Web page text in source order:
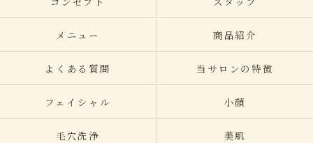
メニュー 商品紹介
よくある質問 当サロンの特徴
フェイシャル 小顔
毛穴洗浄 美肌